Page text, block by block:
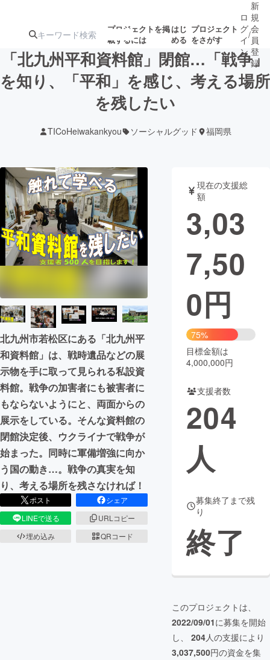
プロジェクトを掲
載するには
はじ
める
プロジェクト
をさがす
注目の新着プロ
ジェクト
募集終了が近いプ
テクノロジー・ガジェット
映像・映画 書籍・雑誌
ビジネス・起業 チャレンジ
まちづくり・地域活性化
CAMPFIRE for Social Good
CAMPFIRE Creation
CAMPFIREふるさと納税machi-ya コミュニティ
ロ
グ
イ
ン
/
新
規
会
員
登
録
「北九州平和資料館」閉館…「戦争」
を知り、「平和」を感じ、考える場所
を残したい
TICoHeiwakankyou ソーシャルグッド 福岡県
北九州市若松区にある「北九州平
和資料館」は、戦時遺品などの展
示物を手に取って見られる私設資
料館。戦争の加害者にも被害者に
もならないようにと、両面からの
展示をしている。そんな資料館の
閉館決定後、ウクライナで戦争が
始まった。同時に軍備増強に向か
う国の動き…。戦争の真実を知
り、考える場所を残さなければ！
ポスト
シェア
LINEで送る
URLコピー
埋め込み
QRコード
現在の支援総
額
3,03
7,50
0円
75%
目標金額は
4,000,000円
支援者数
204
人
募集終了まで残
り
終了
このプロジェクトは、
2022/09/01に募集を開始
し、 204人の支援により
3,037,500円の資金を集